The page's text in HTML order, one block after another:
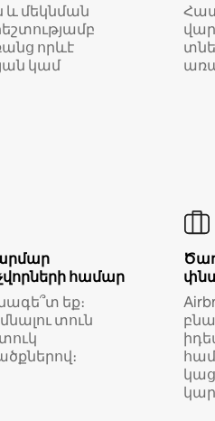
մեկնման
որևէ
կամ
համար
եք։
տուն